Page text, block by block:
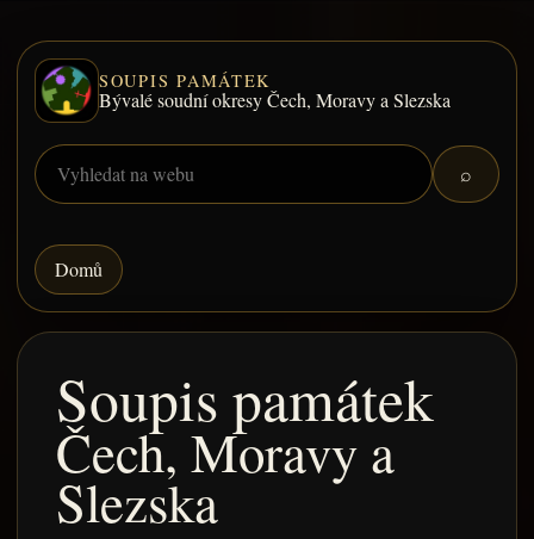
SOUPIS PAMÁTEK
Bývalé soudní okresy Čech, Moravy a Slezska
⌕
Domů
Soupis památek
Čech, Moravy a
Slezska